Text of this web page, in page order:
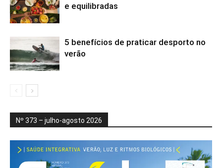
e equilibradas
5 benefícios de praticar desporto no
verão
Nº 373 – julho-agosto 2026